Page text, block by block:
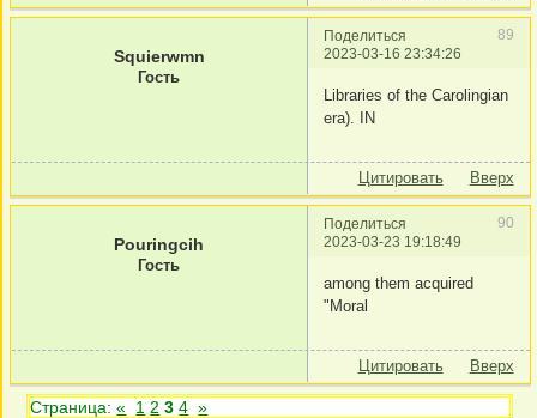
Поделиться
89
2023-03-16 23:34:26
Squierwmn
Гость
Libraries of the Carolingian
era). IN
Цитировать Вверх
Поделиться
90
2023-03-23 19:18:49
Pouringcih
Гость
among them acquired
"Moral
Цитировать Вверх
Страница:« 1 2 3 4 »